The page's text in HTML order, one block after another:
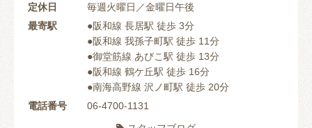
定休日
毎週火曜日／金曜日午後
最寄駅
●阪和線 長居駅 徒歩 3分
●阪和線 我孫子町駅 徒歩 11分
●御堂筋線 あびこ駅 徒歩 13分
●阪和線 鶴ケ丘駅 徒歩 16分
●南海高野線 沢ノ町駅 徒歩 20分
電話番号
06-4700-1131